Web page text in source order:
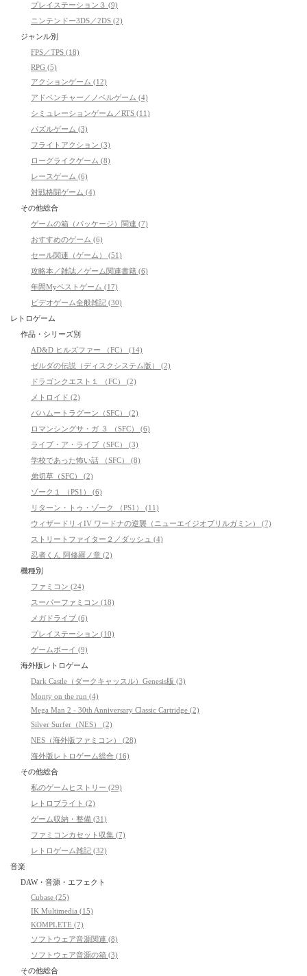
プレイステーション３ (9)
ニンテンドー3DS／2DS (2)
ジャンル別
FPS／TPS (18)
RPG (5)
アクションゲーム (12)
アドベンチャー／ノベルゲーム (4)
シミュレーションゲーム／RTS (11)
パズルゲーム (3)
フライトアクション (3)
ローグライクゲーム (8)
レースゲーム (6)
対戦格闘ゲーム (4)
その他総合
ゲームの箱（パッケージ）関連 (7)
おすすめのゲーム (6)
セール関連（ゲーム） (51)
攻略本／雑誌／ゲーム関連書籍 (6)
年間Myベストゲーム (17)
ビデオゲーム全般雑記 (30)
レトロゲーム
作品・シリーズ別
AD&D ヒルズファー （FC） (14)
ゼルダの伝説（ディスクシステム版） (2)
ドラゴンクエスト１ （FC） (2)
メトロイド (2)
バハムートラグーン（SFC） (2)
ロマンシングサ・ガ ３ （SFC） (6)
ライブ・ア・ライブ（SFC） (3)
学校であった怖い話 （SFC） (8)
弟切草（SFC） (2)
ゾーク１ （PS1） (6)
リターン・トゥ・ゾーク （PS1） (11)
ウィザードリィIV ワードナの逆襲（ニューエイジオブリルガミン） (7)
ストリートファイター２／ダッシュ (4)
忍者くん 阿修羅ノ章 (2)
機種別
ファミコン (24)
スーパーファミコン (18)
メガドライブ (6)
プレイステーション (10)
ゲームボーイ (9)
海外版レトロゲーム
Dark Castle（ダークキャッスル）Genesis版 (3)
Monty on the run (4)
Mega Man 2 - 30th Anniversary Classic Cartridge (2)
Silver Surfer（NES） (2)
NES（海外版ファミコン） (28)
海外版レトロゲーム総合 (16)
その他総合
私のゲームヒストリー (29)
レトロブライト (2)
ゲーム収納・整備 (31)
ファミコンカセット収集 (7)
レトロゲーム雑記 (32)
音楽
DAW・音源・エフェクト
Cubase (25)
IK Multimedia (15)
KOMPLETE (7)
ソフトウェア音源関連 (8)
ソフトウェア音源の箱 (3)
その他総合